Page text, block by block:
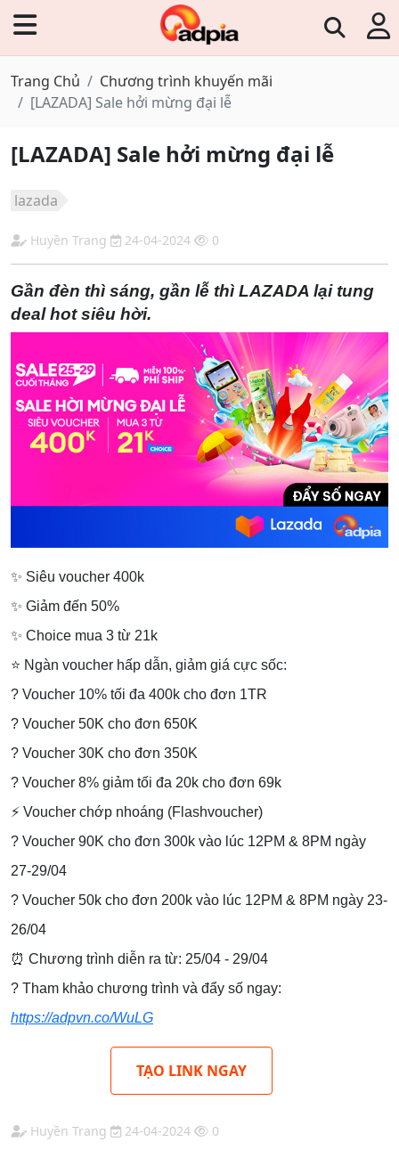
Trang Chủ
Chương trình khuyến mãi
[LAZADA] Sale hởi mừng đại lễ
[LAZADA] Sale hởi mừng đại lễ
lazada
Huyền Trang 24-04-2024 0
Gần đèn thì sáng, gần lễ thì LAZADA lại tung
deal hot siêu hời.
✨ Siêu voucher 400k
✨ Giảm đến 50%
✨ Choice mua 3 từ 21k
⭐️ Ngàn voucher hấp dẫn, giảm giá cực sốc:
? Voucher 10% tối đa 400k cho đơn 1TR
? Voucher 50K cho đơn 650K
? Voucher 30K cho đơn 350K
? Voucher 8% giảm tối đa 20k cho đơn 69k
⚡️ Voucher chớp nhoáng (Flashvoucher)
? Voucher 90K cho đơn 300k vào lúc 12PM & 8PM ngày
27-29/04
? Voucher 50k cho đơn 200k vào lúc 12PM & 8PM ngày 23-
26/04
⏰ Chương trình diễn ra từ: 25/04 - 29/04
? Tham khảo chương trình và đẩy số ngay:
https://adpvn.co/WuLG
TẠO LINK NGAY
Huyền Trang 24-04-2024 0